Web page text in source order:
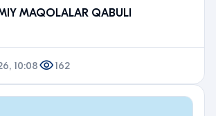
MAQOLALAR QABULI
10:08 162